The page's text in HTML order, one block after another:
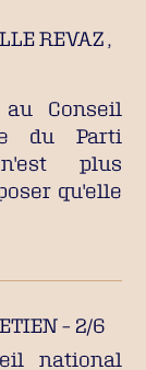
REVAZ ,
Conseil
du Parti
plus
qu'elle
– 2/6
national